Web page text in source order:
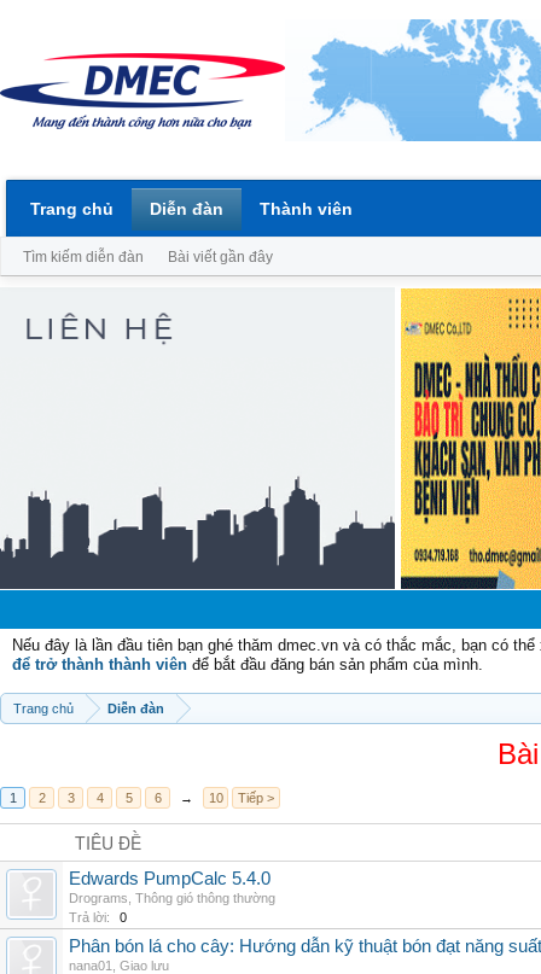
Nếu đây là lần đầu tiên bạn ghé thăm dmec.vn và có thắc mắc, bạn có
để trở thành thành viên để bắt đầu đăng bán sản phẩm của mình.
Trang chủ Diễn đàn
1 2 3 4 5 6 → 10 Tiếp >
TIÊU ĐỀ
Edwards PumpCalc 5.4.0
Drograms Thông gió thông thường
Trả lời:
0
Phân bón lá cho cây: Hướng dẫn kỹ thuật bón đạt năng suất
nana01
Giao lưu
Trang chủ Diễn đàn
Tìm kiếm diễn đàn Bài viết gần đây
Thành viên